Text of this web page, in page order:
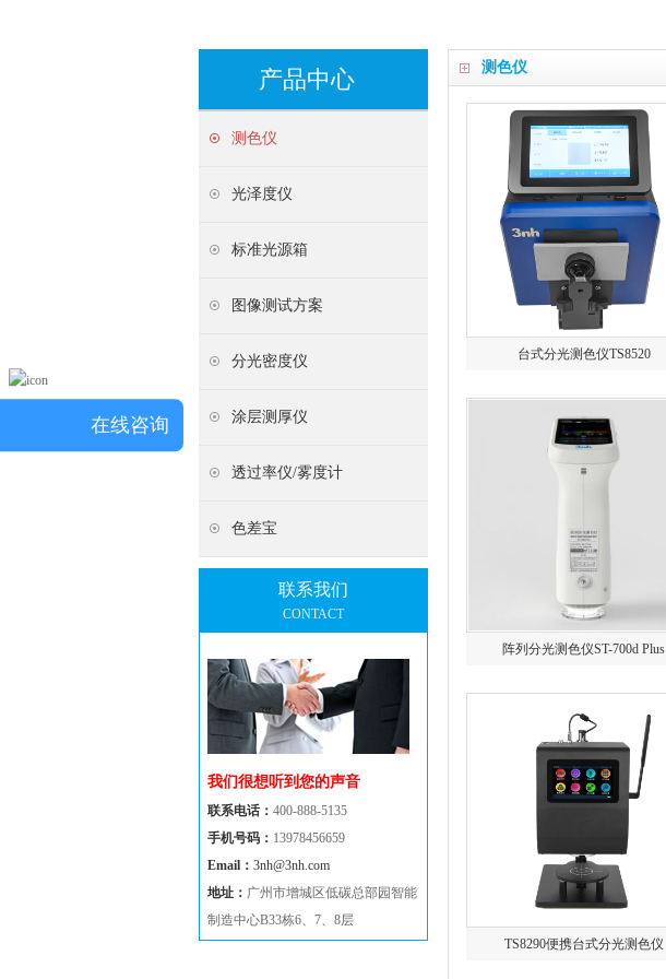
测色仪
台式分光测色仪TS8520
阵列分光测色仪ST-700d Plus
TS8290便携台式分光测色仪
产品中心
测色仪
光泽度仪
标准光源箱
图像测试方案
分光密度仪
涂层测厚仪
透过率仪/雾度计
色差宝
联系我们
CONTACT
我们很想听到您的声音
联系电话： 400-888-5135
手机号码： 13978456659
Email： 3nh@3nh.com
地址： 广州市增城区低碳总部园智能
制造中心B33栋6、7、8层
在线咨询